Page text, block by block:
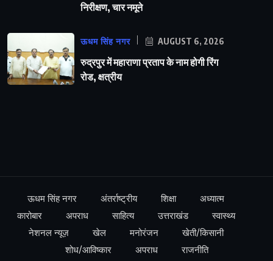
निरीक्षण, चार नमूने
ऊधम सिंह नगर AUGUST 6, 2026
रुद्रपुर में महाराणा प्रताप के नाम होगी रिंग
रोड, क्षत्रीय
ऊधम सिंह नगर अंतर्राष्ट्रीय शिक्षा
अध्यात्म
कारोबार
अपराध साहित्य उत्तराखंड
स्वास्थ्य
नेशनल न्यूज़
खेल मनोरंजन
खेती/किसानी
शोध/आविष्कार
अपराध राजनीति